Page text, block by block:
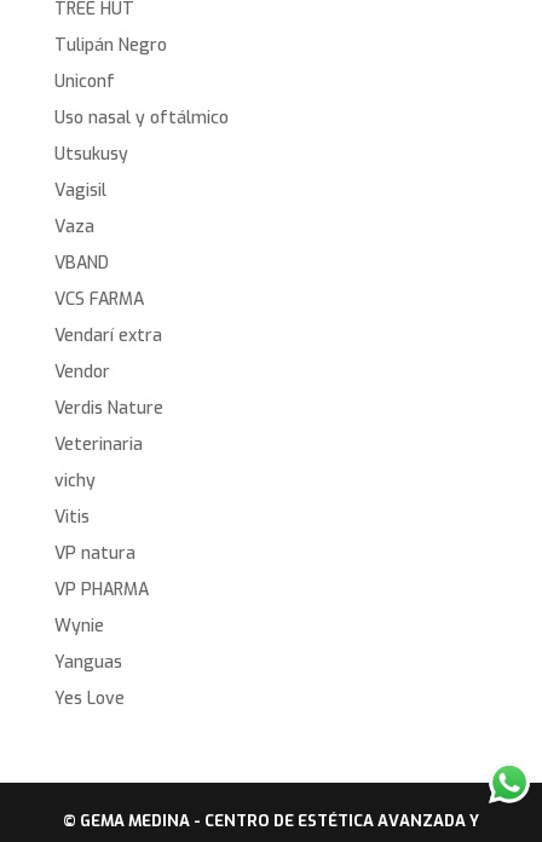
TREE HUT
Tulipán Negro
Uniconf
Uso nasal y oftálmico
Utsukusy
Vagisil
Vaza
VBAND
VCS FARMA
Vendarí extra
Vendor
Verdis Nature
Veterinaria
vichy
Vitis
VP natura
VP PHARMA
Wynie
Yanguas
Yes Love
© GEMA MEDINA - CENTRO DE ESTÉTICA AVANZADA Y